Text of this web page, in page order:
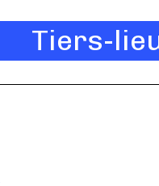
Tiers-